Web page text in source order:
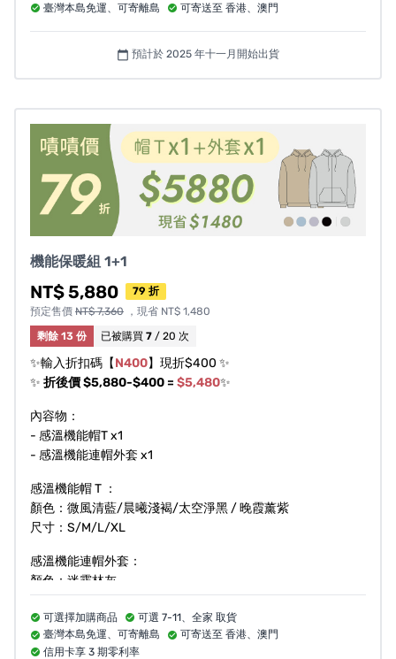
胸圍75 / 腰圍62 / 手長50 /
S號（合身）、L號（oversize）
連帽外套的版型設計本身較為寬鬆（衣長下擺稍
長），可內搭感溫帽Ｔ也沒問題！
若您習慣穿著較合身 ，建議您選擇
常規尺碼再小 1
碼較合身
（例如：平常穿 L，外套可選 M）
（例如：帽Ｔ穿 M，外套可選 M）
若您有其他連套外套的穿著習慣和需求，可依您的
穿著需求來做選擇！以上尺碼建議供大家參考選
擇。
為滿足消費大眾知的權利，促進行業良性競爭，做到合規
ESCURA承諾對產品做透明和忠實的訊息披露，歡迎消費
者協助監督指導、持續指教，讓我們能持續追求更高的標
準，為永續未來貢獻一份力量。
臺灣本島免運、可寄離島
可寄送至 香港、澳門
calendar_today 預計於 2025 年十一月開始出貨
機能保暖組 1+1
NT$ 5,880
79 折
預定售價 NT$ 7,360 ，現省 NT$ 1,480
剩餘 13 份
已被購買 7 / 20 次
✨輸入折扣碼【N400】現折$400 ✨
✨ 折後價 $5,880-$400 = $5,480✨
內容物：
- 感溫機能帽T x1
- 感溫機能連帽外套 x1
感溫機能帽 T ：
顏色：微風清藍/晨曦淺褐/太空淨黑 / 晚霞薰紫
尺寸：S/M/L/XL
感溫機能連帽外套：
顏色：迷霧林灰
尺寸：S/M/L/XL
可選擇加購商品
可選 7-11、全家 取貨
臺灣本島免運、可寄離島
可寄送至 香港、澳門
信用卡享 3 期零利率